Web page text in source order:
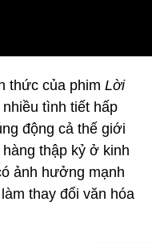
thức của phim Lời
tình tiết hấp
động cả thế giới
thập kỷ ở kinh
ảnh hưởng mạnh
thay đổi văn hóa